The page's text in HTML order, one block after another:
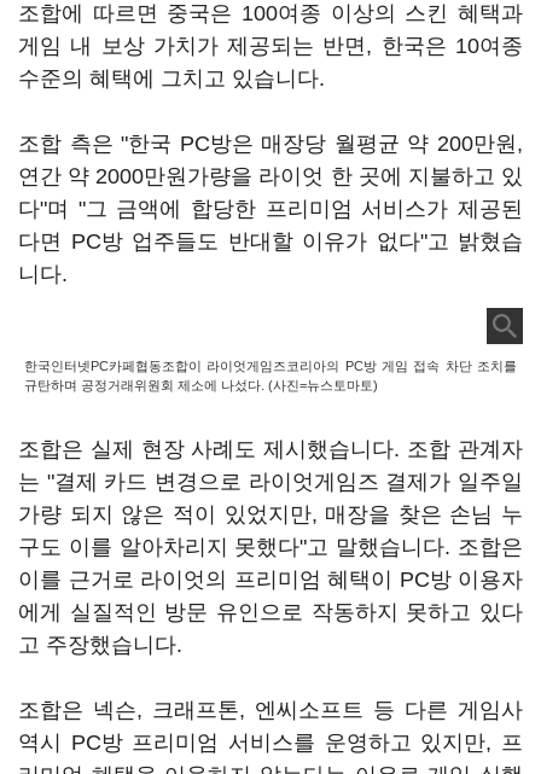
조합에 따르면 중국은 100여종 이상의 스킨 혜택과
게임 내 보상 가치가 제공되는 반면, 한국은 10여종
수준의 혜택에 그치고 있습니다.
조합 측은 "한국 PC방은 매장당 월평균 약 200만원,
연간 약 2000만원가량을 라이엇 한 곳에 지불하고 있
다"며 "그 금액에 합당한 프리미엄 서비스가 제공된
다면 PC방 업주들도 반대할 이유가 없다"고 밝혔습
니다.
한국인터넷PC카페협동조합이 라이엇게임즈코리아의 PC방 게임 접속 차단 조치를
규탄하며 공정거래위원회 제소에 나섰다. (사진=뉴스토마토)
조합은 실제 현장 사례도 제시했습니다. 조합 관계자
는 "결제 카드 변경으로 라이엇게임즈 결제가 일주일
가량 되지 않은 적이 있었지만, 매장을 찾은 손님 누
구도 이를 알아차리지 못했다"고 말했습니다. 조합은
이를 근거로 라이엇의 프리미엄 혜택이 PC방 이용자
에게 실질적인 방문 유인으로 작동하지 못하고 있다
고 주장했습니다.
조합은 넥슨, 크래프톤, 엔씨소프트 등 다른 게임사
역시 PC방 프리미엄 서비스를 운영하고 있지만, 프